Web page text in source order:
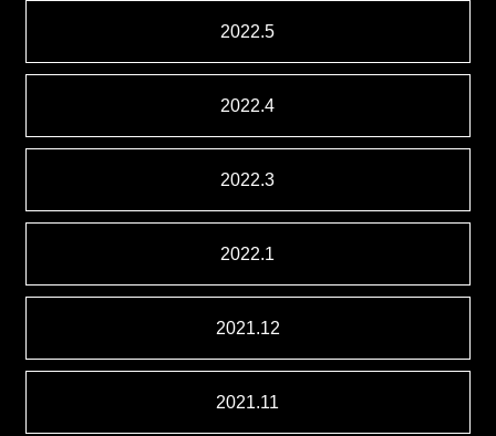
2022.5
2022.4
2022.3
2022.1
2021.12
2021.11